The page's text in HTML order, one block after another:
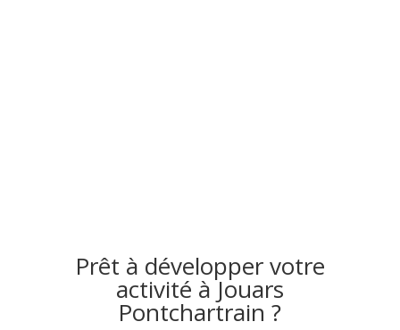
Prêt à développer votre
activité à Jouars
Pontchartrain ?